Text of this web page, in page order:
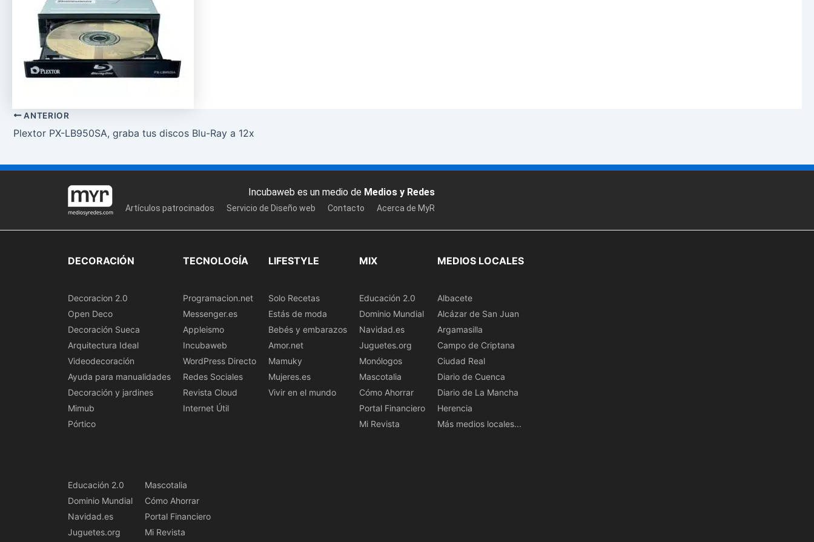
ANTERIOR
Plextor PX-LB950SA, graba tus discos Blu-Ray a 12x
Incubaweb es un medio de Medios y Redes
Artículos patrocinados Servicio de Diseño web Contacto Acerca de MyR
DECORACIÓN
Decoracion 2.0
Open Deco
Decoración Sueca
Arquitectura Ideal
Videodecoración
Ayuda para manualidades
Decoración y jardines
Mimub
Pórtico
TECNOLOGÍA
Programacion.net
Messenger.es
Appleismo
Incubaweb
WordPress Directo
Redes Sociales
Revista Cloud
Internet Útil
LIFESTYLE
Solo Recetas
Estás de moda
Bebés y embarazos
Amor.net
Mamuky
Mujeres.es
Vivir en el mundo
MIX
Educación 2.0
Dominio Mundial
Navidad.es
Juguetes.org
Monólogos
Mascotalia
Cómo Ahorrar
Portal Financiero
Mi Revista
MEDIOS LOCALES
Albacete
Alcázar de San Juan
Argamasilla
Campo de Criptana
Ciudad Real
Diario de Cuenca
Diario de La Mancha
Herencia
Más medios locales...
Educación 2.0
Dominio Mundial
Navidad.es
Juguetes.org
Mascotalia
Cómo Ahorrar
Portal Financiero
Mi Revista